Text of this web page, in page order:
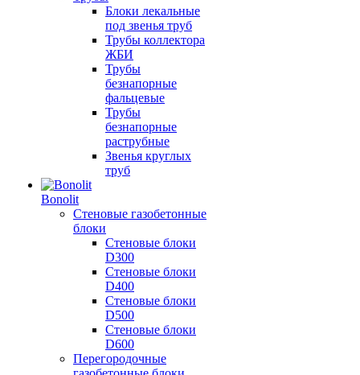
Блоки лекальные
под звенья труб
Трубы коллектора
ЖБИ
Трубы
безнапорные
фальцевые
Трубы
безнапорные
раструбные
Звенья круглых
труб
Bonolit
Стеновые газобетонные
блоки
Стеновые блоки
D300
Стеновые блоки
D400
Стеновые блоки
D500
Стеновые блоки
D600
Перегородочные